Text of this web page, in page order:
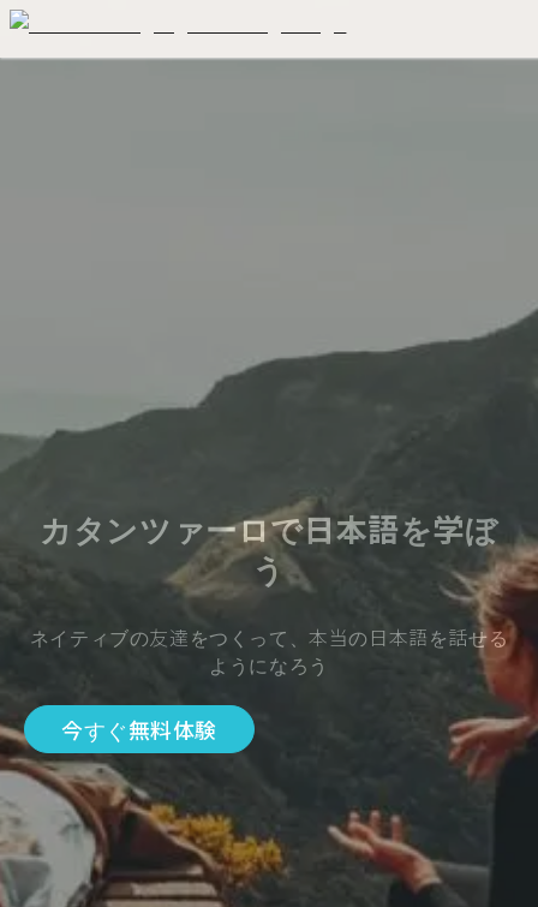
カタンツァーロで日本語を学ぼ
う
ネイティブの友達をつくって、本当の日本語を話せる
ようになろう
今すぐ無料体験